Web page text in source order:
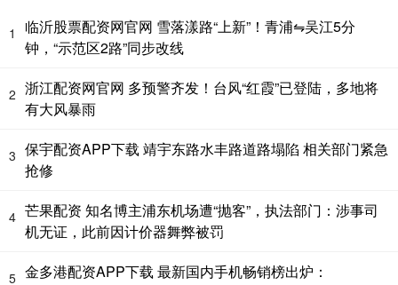
1
临沂股票配资网官网 雪落漾路“上新”！青浦⇋吴江5分
钟，“示范区2路”同步改线
2 浙江配资网官网 多预警齐发！台风“红霞”已登陆，多地将
有大风暴雨
3 保宇配资APP下载 靖宇东路水丰路道路塌陷 相关部门紧急
抢修
4 芒果配资 知名博主浦东机场遭“抛客”，执法部门：涉事司
机无证，此前因计价器舞弊被罚
5 金多港配资APP下载 最新国内手机畅销榜出炉：